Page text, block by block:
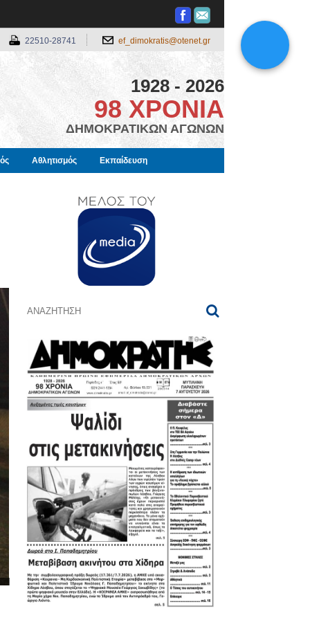
22510-28741 ef_dimokratis@otenet.gr
1928 - 2026
98 ΧΡΟΝΙΑ
ΔΗΜΟΚΡΑΤΙΚΩΝ ΑΓΩΝΩΝ
Αθλητισμός Εκπαίδευση